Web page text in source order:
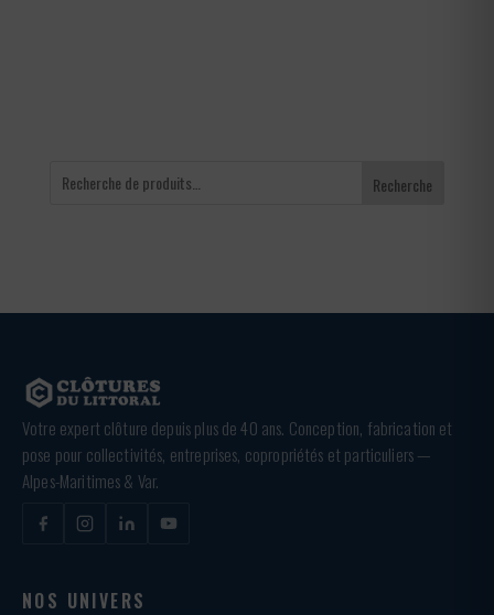
Recherche
Votre expert clôture depuis plus de 40 ans. Conception, fabrication et
pose pour collectivités, entreprises, copropriétés et particuliers —
Alpes-Maritimes & Var.
NOS UNIVERS